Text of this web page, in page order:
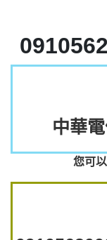
中華
您可